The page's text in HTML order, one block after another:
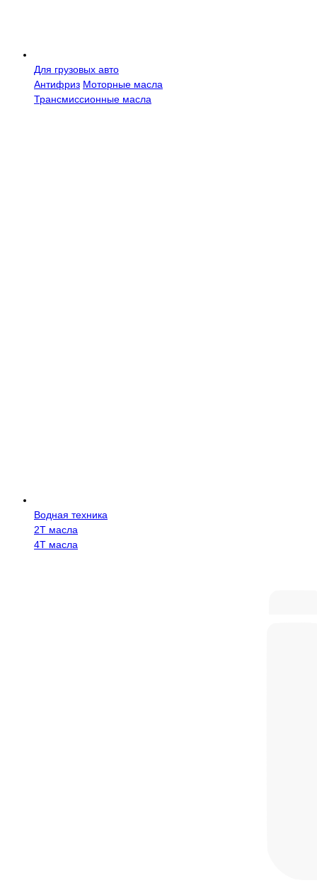
Для грузовых авто
Антифриз Моторные масла
Трансмисcионные масла
Водная техника
2Т масла
4Т масла